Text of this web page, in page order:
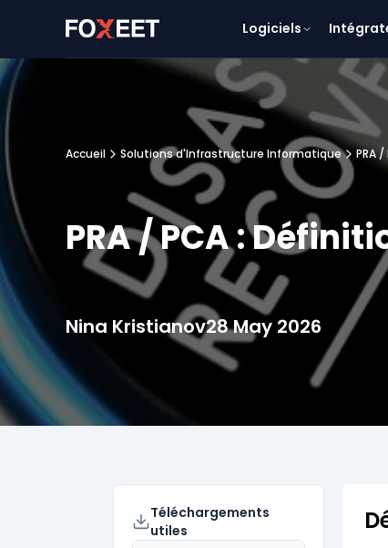
Logiciels
Accueil Solutions d'Infrastructure Informatique PRA
PRA / PCA :
Nina Kristianov28 May 2026
Téléchargements
utiles